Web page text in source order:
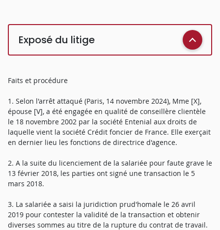
Exposé du litige
Faits et procédure
1. Selon l'arrêt attaqué (Paris, 14 novembre 2024), Mme [X],
épouse [V], a été engagée en qualité de conseillère clientèle
le 18 novembre 2002 par la société Entenial aux droits de
laquelle vient la société Crédit foncier de France. Elle exerçait
en dernier lieu les fonctions de directrice d'agence.
2. A la suite du licenciement de la salariée pour faute grave le
13 février 2018, les parties ont signé une transaction le 5
mars 2018.
3. La salariée a saisi la juridiction prud'homale le 26 avril
2019 pour contester la validité de la transaction et obtenir
diverses sommes au titre de la rupture du contrat de travail.